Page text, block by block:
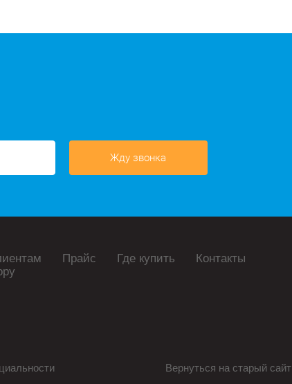
Жду звонка
Прайс Где купить Контакты
Вернуться на старый сайт